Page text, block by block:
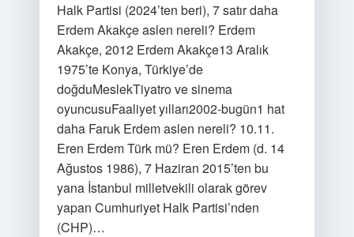
Halk Partisi (2024’ten beri), 7 satır daha
Erdem Akakçe aslen nereli? Erdem
Akakçe, 2012 Erdem Akakçe13 Aralık
1975’te Konya, Türkiye’de
doğduMeslekTiyatro ve sinema
oyuncusuFaaliyet yılları2002-bugün1 hat
daha Faruk Erdem aslen nereli? 10.11.
Eren Erdem Türk mü? Eren Erdem (d. 14
Ağustos 1986), 7 Haziran 2015’ten bu
yana İstanbul milletvekili olarak görev
yapan Cumhuriyet Halk Partisi’nden
(CHP)…